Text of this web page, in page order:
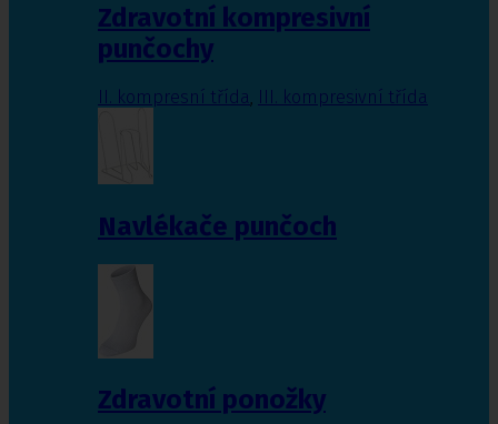
Zdravotní kompresivní
punčochy
II. kompresní třída III. kompresivní třída
Navlékače punčoch
Zdravotní ponožky